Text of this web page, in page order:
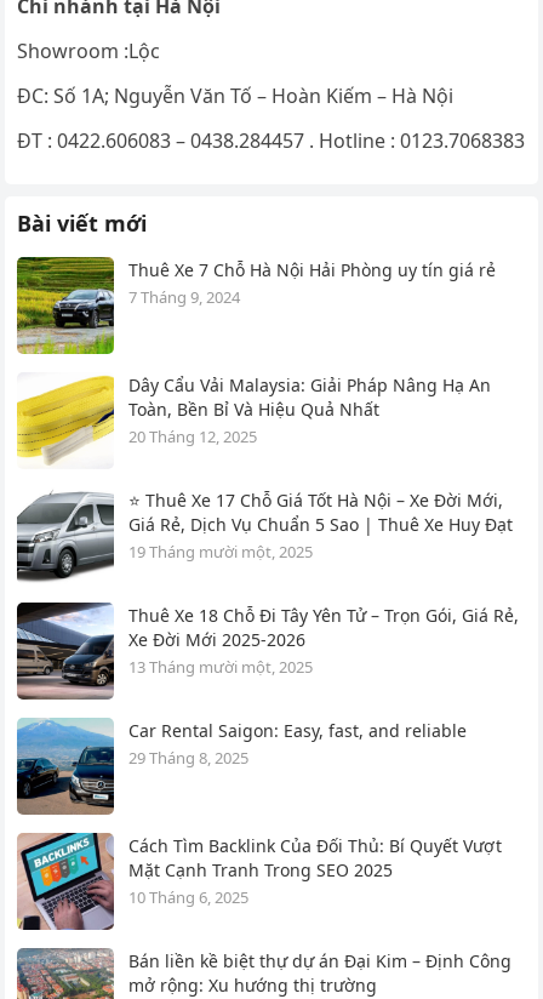
Chi nhánh tại Hà Nội
Showroom :Lộc
ĐC: Số 1A; Nguyễn Văn Tố – Hoàn Kiếm – Hà Nội
ĐT : 0422.606083 – 0438.284457 . Hotline : 0123.7068383
Bài viết mới
Thuê Xe 7 Chỗ Hà Nội Hải Phòng uy tín giá rẻ
7 Tháng 9, 2024
Dây Cẩu Vải Malaysia: Giải Pháp Nâng Hạ An
Toàn, Bền Bỉ Và Hiệu Quả Nhất
20 Tháng 12, 2025
⭐ Thuê Xe 17 Chỗ Giá Tốt Hà Nội – Xe Đời Mới,
Giá Rẻ, Dịch Vụ Chuẩn 5 Sao | Thuê Xe Huy Đạt
19 Tháng mười một, 2025
Thuê Xe 18 Chỗ Đi Tây Yên Tử – Trọn Gói, Giá Rẻ,
Xe Đời Mới 2025-2026
13 Tháng mười một, 2025
Car Rental Saigon: Easy, fast, and reliable
29 Tháng 8, 2025
Cách Tìm Backlink Của Đối Thủ: Bí Quyết Vượt
Mặt Cạnh Tranh Trong SEO 2025
10 Tháng 6, 2025
Bán liền kề biệt thự dự án Đại Kim – Định Công
mở rộng: Xu hướng thị trường